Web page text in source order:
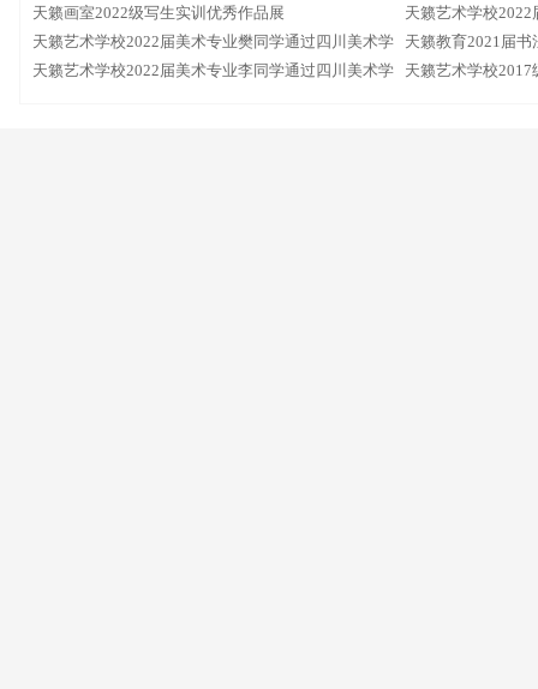
院
天籁画室2022级写生实训优秀作品展
天籁艺术学校2022届美术专业樊同学通过四川美术学
院
天籁艺术学校2022届美术专业李同学通过四川美术学
天籁艺术学校
天籁教育2021届
天籁艺术学校